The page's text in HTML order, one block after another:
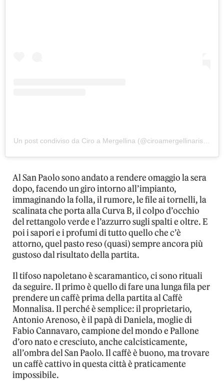
Al San Paolo sono andato a rendere omaggio la sera
dopo, facendo un giro intorno all’impianto,
immaginando la folla, il rumore, le file ai tornelli, la
scalinata che porta alla Curva B, il colpo d’occhio
del rettangolo verde e l’azzurro sugli spalti e oltre. E
poi i sapori e i profumi di tutto quello che c’è
attorno, quel pasto reso (quasi) sempre ancora più
gustoso dal risultato della partita.
Il tifoso napoletano è scaramantico, ci sono rituali
da seguire. Il primo è quello di fare una lunga fila per
prendere un caffè prima della partita al Caffè
Monnalisa. Il perché è semplice: il proprietario,
Antonio Arenoso, è il papà di Daniela, moglie di
Fabio Cannavaro, campione del mondo e Pallone
d’oro nato e cresciuto, anche calcisticamente,
all’ombra del San Paolo. Il caffè è buono, ma trovare
un caffè cattivo in questa città è praticamente
impossibile.